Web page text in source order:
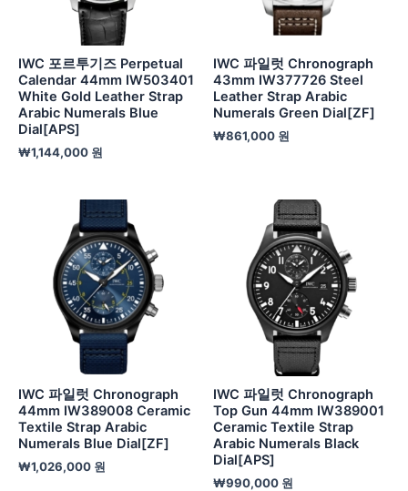
IWC 포르투기즈 Perpetual
Calendar 44mm IW503401
White Gold Leather Strap
Arabic Numerals Blue
Dial[APS]
₩1,144,000 원
IWC 파일럿 Chronograph
43mm IW377726 Steel
Leather Strap Arabic
Numerals Green Dial[ZF]
₩861,000 원
IWC 파일럿 Chronograph
44mm IW389008 Ceramic
Textile Strap Arabic
Numerals Blue Dial[ZF]
₩1,026,000 원
IWC 파일럿 Chronograph
Top Gun 44mm IW389001
Ceramic Textile Strap
Arabic Numerals Black
Dial[APS]
₩990,000 원